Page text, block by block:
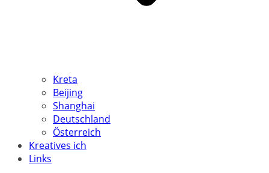
Kreta
Beijing
Shanghai
Deutschland
Österreich
Kreatives ich
Links